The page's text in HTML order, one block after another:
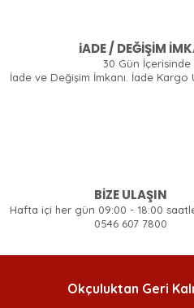
iADE / DEĞİŞİM
30 Gün İçerisinde
İade ve Değişim İmkanı. İade Kargo
BİZE ULAŞIN
Hafta içi her gün 09:00 - 18:00
0546 607 7800
Okçuluktan Geri